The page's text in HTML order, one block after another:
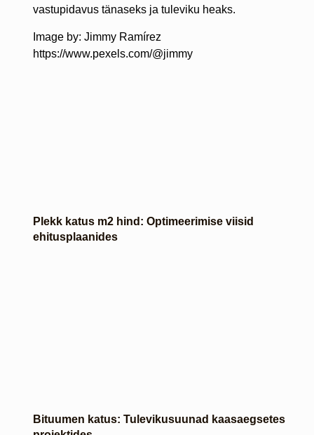
vastupidavus tänaseks ja tuleviku heaks.
Image by: Jimmy Ramírez
https://www.pexels.com/@jimmy
Plekk katus m2 hind: Optimeerimise viisid
ehitusplaanides
Bituumen katus: Tulevikusuunad kaasaegsetes